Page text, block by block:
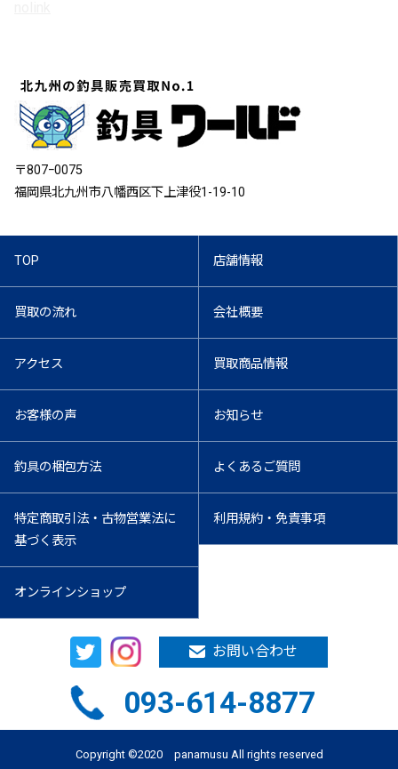
〒807ｰ0075
福岡県北九州市八幡西区下上津役1-19-10
TOP 店舗情報
買取の流れ 会社概要
アクセス 買取商品情報
お客様の声 お知らせ
釣具の梱包方法 よくあるご質問
特定商取引法・古物営業法に
基づく表示
利用規約・免責事項
オンラインショップ
お問い合わせ
093-614-8877
Copyright ©2020 panamusu All rights reserved